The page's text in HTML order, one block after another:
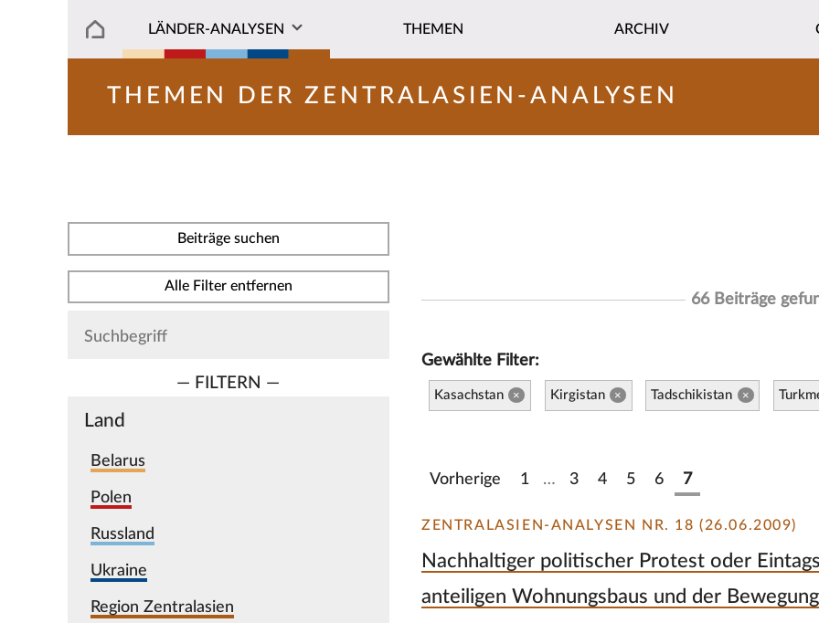
LÄNDER-ANALYSEN THEMEN ARCHIV
THEMEN DER ZENTRALASIEN-ANALYSEN
Beiträge suchen
Alle Filter entfernen
— FILTERN —
Land
Belarus
Polen
Russland
Ukraine
Region Zentralasien
66 Beiträge
Gewählte Filter:
Kasachstan × Kirgistan × Tadschikistan ×
Vorherige 1 … 3 4 5 6 7
ZENTRALASIEN-ANALYSEN NR. 18 (26.06.2009)
Nachhaltiger politischer Protest oder
anteiligen Wohnungsbaus und der